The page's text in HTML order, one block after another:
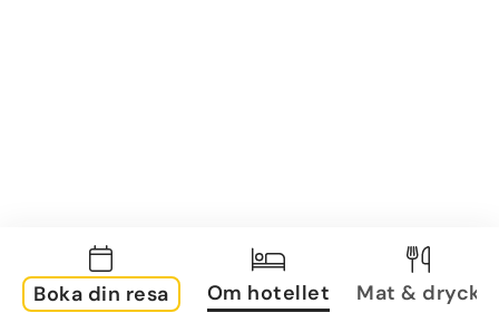
Boka din resa Om hotellet Mat & dryck